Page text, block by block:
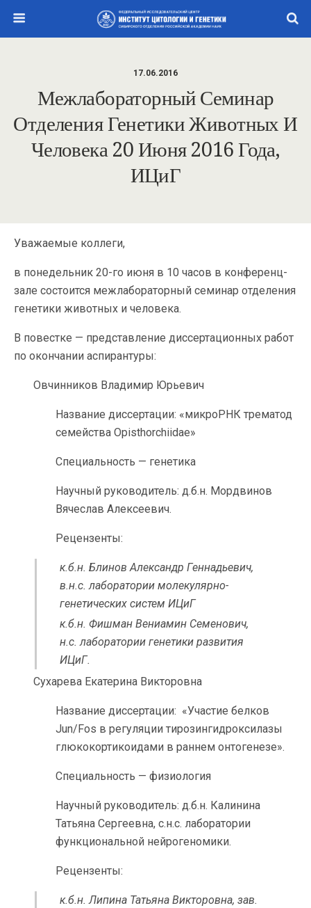
17.06.2016
Межлабораторный Семинар
Отделения Генетики Животных И
Человека 20 Июня 2016 Года,
ИЦиГ
Уважаемые коллеги,
в понедельник 20-го июня в 10 часов в конференц-
зале состоится межлабораторный семинар отделения
генетики животных и человека.
В повестке — представление диссертационных работ
по окончании аспирантуры:
Овчинников Владимир Юрьевич
Название диссертации: «микроРНК трематод
семейства Opisthorchiidae»
Специальность — генетика
Научный руководитель: д.б.н. Мордвинов
Вячеслав Алексеевич.
Рецензенты:
к.б.н. Блинов Александр Геннадьевич,
в.н.с. лаборатории молекулярно-
генетических систем ИЦиГ
к.б.н. Фишман Вениамин Семенович,
н.с. лаборатории генетики развития
ИЦиГ.
Сухарева Екатерина Викторовна
Название диссертации: «Участие белков
Jun/Fos в регуляции тирозингидроксилазы
глюкокортикоидами в раннем онтогенезе».
Специальность — физиология
Научный руководитель: д.б.н. Калинина
Татьяна Сергеевна, с.н.с. лаборатории
функциональной нейрогеномики.
Рецензенты:
к.б.н. Липина Татьяна Викторовна, зав.